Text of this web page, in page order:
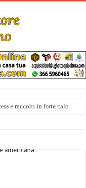
e raccolti in forte calo